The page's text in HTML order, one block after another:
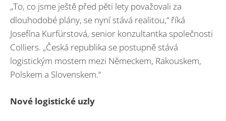
„To, co jsme ještě před pěti lety považovali za
dlouhodobé plány, se nyní stává realitou,“ říká
Josefína Kurfürstová, senior konzultantka společnosti
Colliers. „Česká republika se postupně stává
logistickým mostem mezi Německem, Rakouskem,
Polskem a Slovenskem.“
Nové logistické uzly